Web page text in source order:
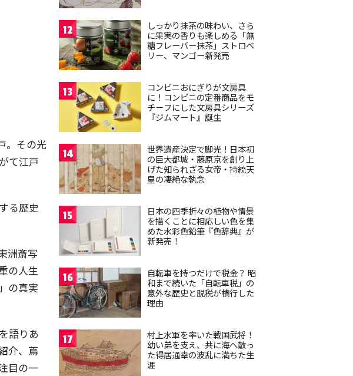
。その光
て江戸
る歴史
洲斎写
の人生
の真実
語りあ
介、蔦
目の一
12
しっかり抹茶の味わい、さら
に果実の香りも楽しめる「無
糖フレーバー抹茶」ストロベ
リー、マンゴー新発売
13
コンビニおにぎりが文房具
に！コンビニの定番商品をモ
チーフにした文房具シリーズ
『ジムマート』誕生
14
世界遺産決定で脚光！日本初
の巨大都城・藤原京を創り上
げた知られざる女帝・持統天
皇の凄絶な執念
15
日本の四季折々の植物や情景
を描くことに相応しい色を集
めた水彩色鉛筆『色辞典』が
新発売！
16
自転車を持つだけで税金？ 昭
和まで続いた「自転車税」の
意外な歴史と脱税が横行した
理由
17
村上水軍を率いた戦国武将！
幼い弟を支え、共に海へ散っ
た得居通幸の波乱に満ちた生
涯